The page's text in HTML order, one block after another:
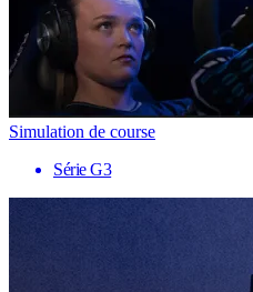
Simulation de course
Série G3